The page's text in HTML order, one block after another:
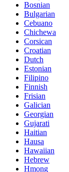
Bosnian
Bulgarian
Cebuano
Chichewa
Corsican
Croatian
Dutch
Estonian
Filipino
Finnish
Frisian
Galician
Georgian
Gujarati
Haitian
Hausa
Hawaiian
Hebrew
Hmong